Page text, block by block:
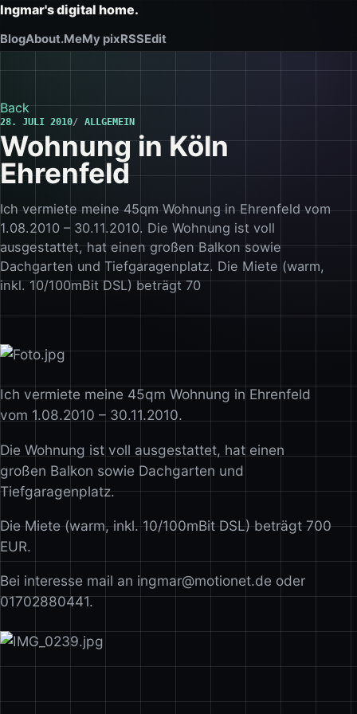
Ingmar's digital home.
BlogAbout.MeMy pixRSSEdit
Back
28. JULI 2010 ALLGEMEIN
Wohnung in Köln
Ehrenfeld
Ich vermiete meine 45qm Wohnung in Ehrenfeld vom
1.08.2010 – 30.11.2010. Die Wohnung ist voll
ausgestattet, hat einen großen Balkon sowie
Dachgarten und Tiefgaragenplatz. Die Miete (warm,
inkl. 10/100mBit DSL) beträgt 70
Ich vermiete meine 45qm Wohnung in Ehrenfeld
vom 1.08.2010 – 30.11.2010.
Die Wohnung ist voll ausgestattet, hat einen
großen Balkon sowie Dachgarten und
Tiefgaragenplatz.
Die Miete (warm, inkl. 10/100mBit DSL) beträgt 700
EUR.
Bei interesse mail an ingmar@motionet.de oder
01702880441.